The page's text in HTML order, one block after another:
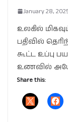
January 28,
உலகில்
பதிவில்
கூட்ட உப்பு
உணவில்
Share this: